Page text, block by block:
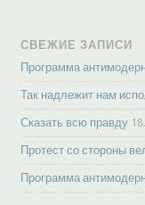
СВЕЖИЕ ЗАПИСИ
Программа
Так надлежит нам
Сказать всю правду
Протест со стороны
Программа